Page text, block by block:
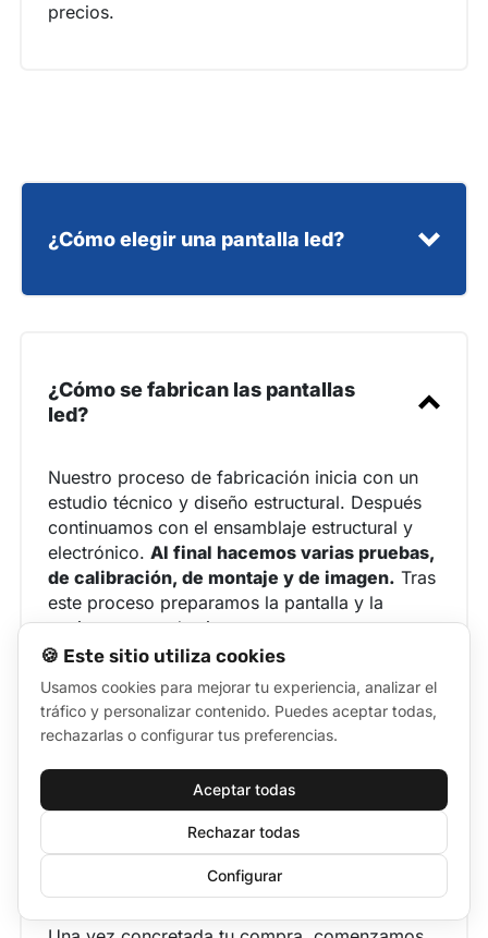
precios.
¿Cómo elegir una pantalla led?
¿Cómo elegir una pantalla led?
¿Cómo se fabrican las pantallas
led?
Nuestro proceso de fabricación inicia con un
estudio técnico y diseño estructural. Después
continuamos con el ensamblaje estructural y
electrónico. Al final hacemos varias pruebas,
de calibración, de montaje y de imagen. Tras
este proceso preparamos la pantalla y la
enviamos a su destino.
¿Cómo se fabrican las pantallas led?
Proceso de compra
🍪 Este sitio utiliza cookies
Usamos cookies para mejorar tu experiencia, analizar el
tráfico y personalizar contenido. Puedes aceptar todas,
rechazarlas o configurar tus preferencias.
Aceptar todas
Rechazar todas
Configurar